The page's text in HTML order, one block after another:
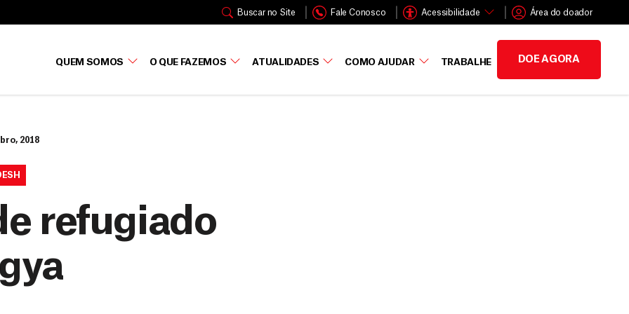
Buscar no Site Fale Conosco Acessibilidade Área do doador
QUEM SOMOS O QUE FAZEMOS ATUALIDADES COMO AJUDAR TRABALHE DOE AGORA
2018
refugiado